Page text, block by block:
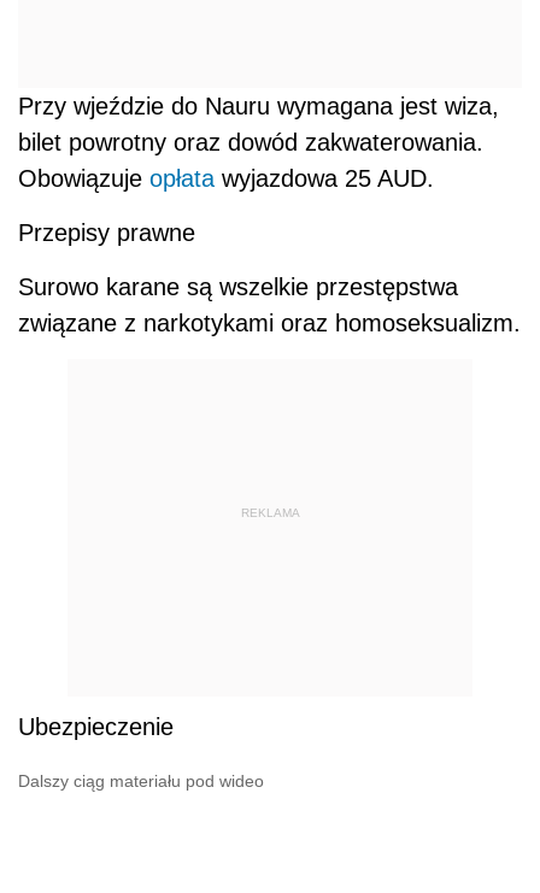
Przy wjeździe do Nauru wymagana jest wiza,
bilet powrotny oraz dowód zakwaterowania.
Obowiązuje opłata wyjazdowa 25 AUD.
Przepisy prawne
Surowo karane są wszelkie przestępstwa
związane z narkotykami oraz homoseksualizm.
REKLAMA
Ubezpieczenie
Dalszy ciąg materiału pod wideo